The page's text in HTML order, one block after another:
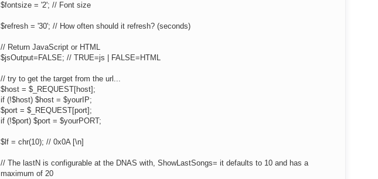
$fontsize = '2'; // Font size
$refresh = '30'; // How often should it refresh? (seconds)
// Return JavaScript or HTML
$jsOutput=FALSE; // TRUE=js | FALSE=HTML
// try to get the target from the url...
$host = $_REQUEST[host];
if (!$host) $host = $yourIP;
$port = $_REQUEST[port];
if (!$port) $port = $yourPORT;
$lf = chr(10); // 0x0A [\n]
// The lastN is configurable at the DNAS with, ShowLastSongs= it defaults to 10 and has a
maximum of 20